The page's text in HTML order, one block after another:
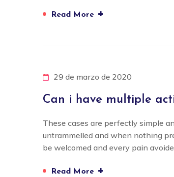
Read More +
29 de marzo de 2020
Can i have multiple
These cases are perfectly simple
untrammelled and when nothing
be welcomed and every pain
Read More +